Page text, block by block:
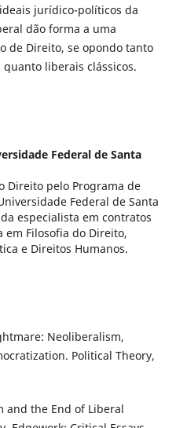
jurídico-políticos da
dão forma a uma
de Direito, se opondo tanto
liberais clássicos.
Federal de Santa
Direito pelo Programa de
Federal de Santa
especialista em contratos
em Filosofia do Direito,
e Direitos Humanos.
Neoliberalism,
Political Theory,
and the End of Liberal